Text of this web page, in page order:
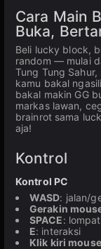
Cara Main
Buka,
Beli lucky block,
random — mulai
Tung Tung
kamu bakal
bakal makin GG
markas lawan,
brainrot sama
aja!
Kontrol
Kontrol PC
WASD: jalan/
Gerakin
SPACE: lompat
E: interaksi
Klik kiri mouse